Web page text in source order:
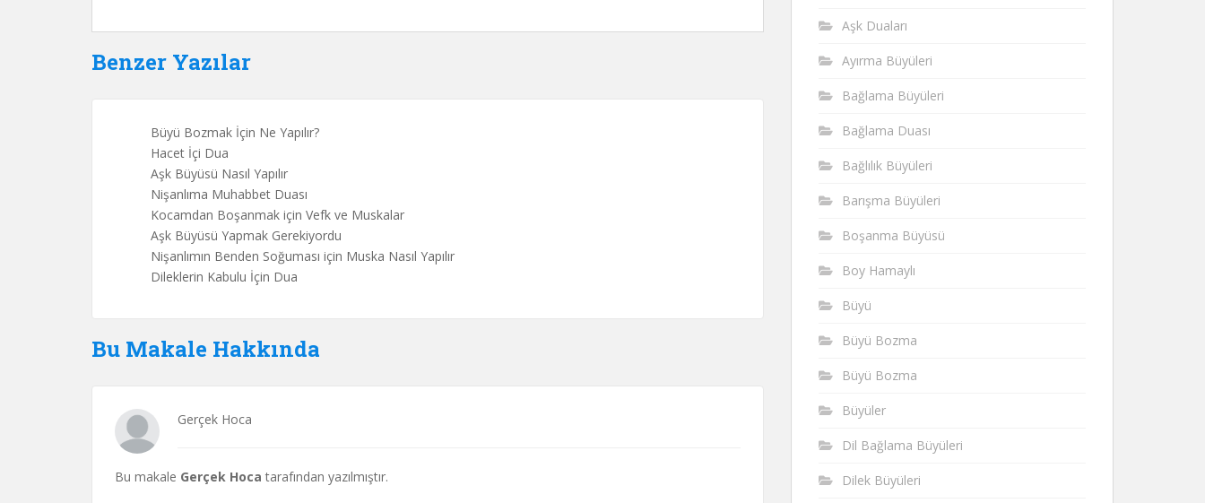
Benzer Yazılar
Büyü Bozmak İçin Ne Yapılır?
Hacet İçi Dua
Aşk Büyüsü Nasıl Yapılır
Nişanlıma Muhabbet Duası
Kocamdan Boşanmak için Vefk ve Muskalar
Aşk Büyüsü Yapmak Gerekiyordu
Nişanlımın Benden Soğuması için Muska Nasıl Yapılır
Dileklerin Kabulu İçin Dua
Bu Makale Hakkında
Gerçek Hoca
Bu makale Gerçek Hoca tarafından yazılmıştır.
Aşk Duaları
Ayırma Büyüleri
Bağlama Büyüleri
Bağlama Duası
Bağlılık Büyüleri
Barışma Büyüleri
Boşanma Büyüsü
Boy Hamaylı
Büyü
Büyü Bozma
Büyü Bozma
Büyüler
Dil Bağlama Büyüleri
Dilek Büyüleri